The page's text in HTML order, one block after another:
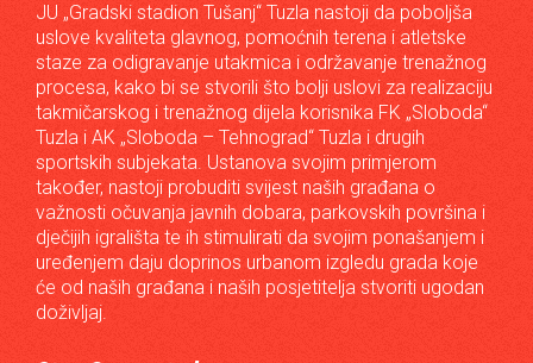
JU „Gradski stadion Tušanj“ Tuzla nastoji da poboljša
uslove kvaliteta glavnog, pomoćnih terena i atletske
staze za odigravanje utakmica i održavanje trenažnog
procesa, kako bi se stvorili što bolji uslovi za realizaciju
takmičarskog i trenažnog dijela korisnika FK „Sloboda“
Tuzla i AK „Sloboda – Tehnograd“ Tuzla i drugih
sportskih subjekata. Ustanova svojim primjerom
također, nastoji probuditi svijest naših građana o
važnosti očuvanja javnih dobara, parkovskih površina i
dječijih igrališta te ih stimulirati da svojim ponašanjem i
uređenjem daju doprinos urbanom izgledu grada koje
će od naših građana i naših posjetitelja stvoriti ugodan
doživljaj.